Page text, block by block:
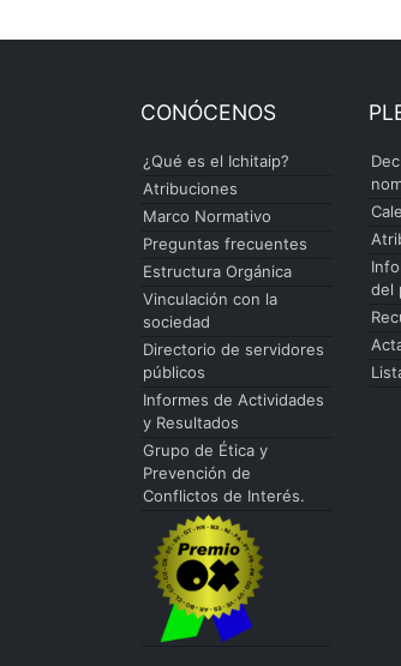
CONÓCENOS
¿Qué es el Ichitaip?
Atribuciones
Marco Normativo
Preguntas frecuentes
Estructura Orgánica
Vinculación con la
sociedad
Directorio de servidores
públicos
Informes de Actividades
y Resultados
Grupo de Ética y
Prevención de
Conflictos de Interés.
del